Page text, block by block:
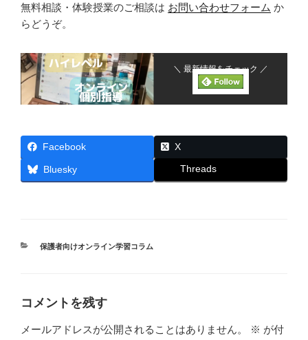
無料相談・体験授業のご相談は お問い合わせフォーム か
らどうぞ。
＼ 最新情報をチェック ／
Facebook X
Bluesky Threads
カ
保護者向けオンライン学習コラム
コメントを残す
メールアドレスが公開されることはありません。 ※ が付